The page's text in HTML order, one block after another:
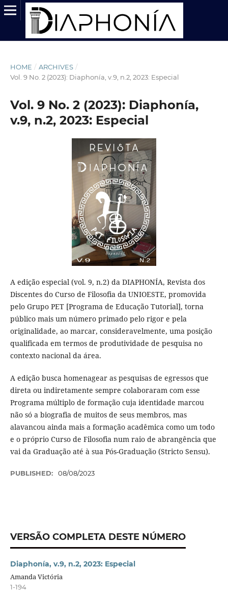
HOME / ARCHIVES /
Vol. 9 No. 2 (2023): Diaphonía, v.9, n.2, 2023: Especial
Vol. 9 No. 2 (2023): Diaphonía,
v.9, n.2, 2023: Especial
A edição especial (vol. 9, n.2) da DIAPHONÍA, Revista dos
Discentes do Curso de Filosofia da UNIOESTE, promovida
pelo Grupo PET [Programa de Educação Tutorial], torna
público mais um número primado pelo rigor e pela
originalidade, ao marcar, consideravelmente, uma posição
qualificada em termos de produtividade de pesquisa no
contexto nacional da área.
A edição busca homenagear as pesquisas de egressos que
direta ou indiretamente sempre colaboraram com esse
Programa múltiplo de formação cuja identidade marcou
não só a biografia de muitos de seus membros, mas
alavancou ainda mais a formação acadêmica como um todo
e o próprio Curso de Filosofia num raio de abrangência que
vai da Graduação até à sua Pós-Graduação (Stricto Sensu).
PUBLISHED: 08/08/2023
VERSÃO COMPLETA DESTE NÚMERO
Diaphonía, v.9, n.2, 2023: Especial
Amanda Victória
1-194